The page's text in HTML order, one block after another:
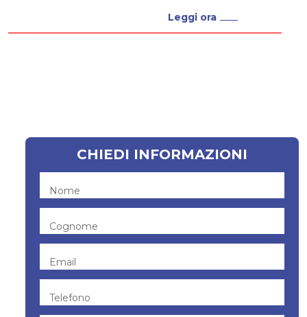
Leggi ora
CHIEDI INFORMAZIONI
Nome
Cognome
Email
Telefono